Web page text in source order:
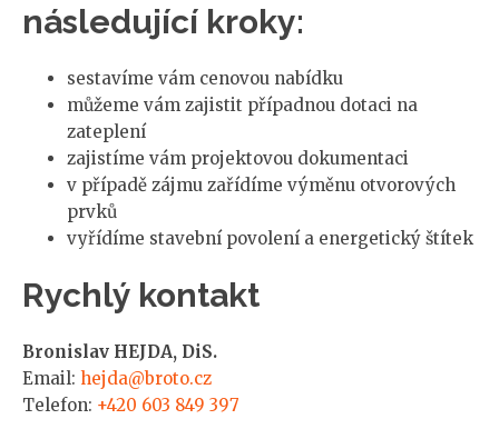
následující kroky:
sestavíme vám cenovou nabídku
můžeme vám zajistit případnou dotaci na
zateplení
zajistíme vám projektovou dokumentaci
v případě zájmu zařídíme výměnu otvorových
prvků
vyřídíme stavební povolení a energetický štítek
Rychlý kontakt
Bronislav HEJDA, DiS.
Email: hejda@broto.cz
Telefon: +420 603 849 397